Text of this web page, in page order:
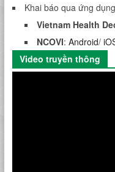
Khai báo qua ứng
Vietnam Health
NCOVI: Android/
Video truyền thông